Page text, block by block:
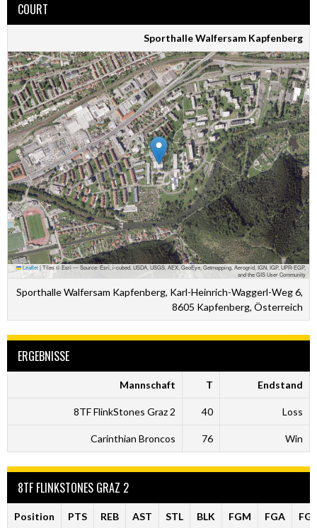
COURT
Sporthalle Walfersam Kapfenberg
Leaflet|Tiles © Esri — Source: Esri, i-cubed, USDA, USGS, AEX, GeoEye, Getmapping, Aerogrid, IGN, IGP, UPR-EGP,
and the GIS User Community
Sporthalle Walfersam Kapfenberg, Karl-Heinrich-Waggerl-Weg 6,
8605 Kapfenberg, Österreich
ERGEBNISSE
Mannschaft T Endstand
8TF FlinkStones Graz 2 40 Loss
Carinthian Broncos 76 Win
8TF FLINKSTONES GRAZ 2
Position PTS REB AST STL BLK FGM FGA